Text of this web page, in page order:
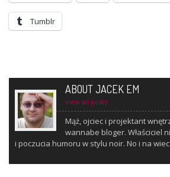
Tum­blr
ABOUT JACEK EM
view all posts
Mąż, ojciec i projektant
wannabe bloger. Właściciel
i poczucia humoru w stylu noir. No i na